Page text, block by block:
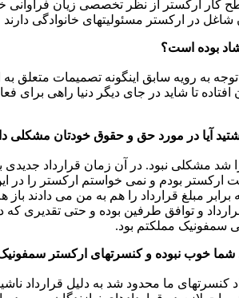
ارکستر از نظر تخصصی زیان فراوانی
در ارکستر مسئولیتهای خانوادگی
بوده است؟
به رویه سابق اینگونه تصمیمات
تا شاید در جای دیگر دنیا راهی
آیا در مورد حق و حقوق خودتان مشکلی
شد مشکلی نبود. در آن زمان قرارداد
ارکستر بودم و نمی خواستم ارکستر را در
مبلغ قرارداد را هم به من می
و توافق طرفین بوده و حتی تقدیری که
سمفونیک مملکتم بود.
شما خوب نبوده و کنسرتهای ارکستر